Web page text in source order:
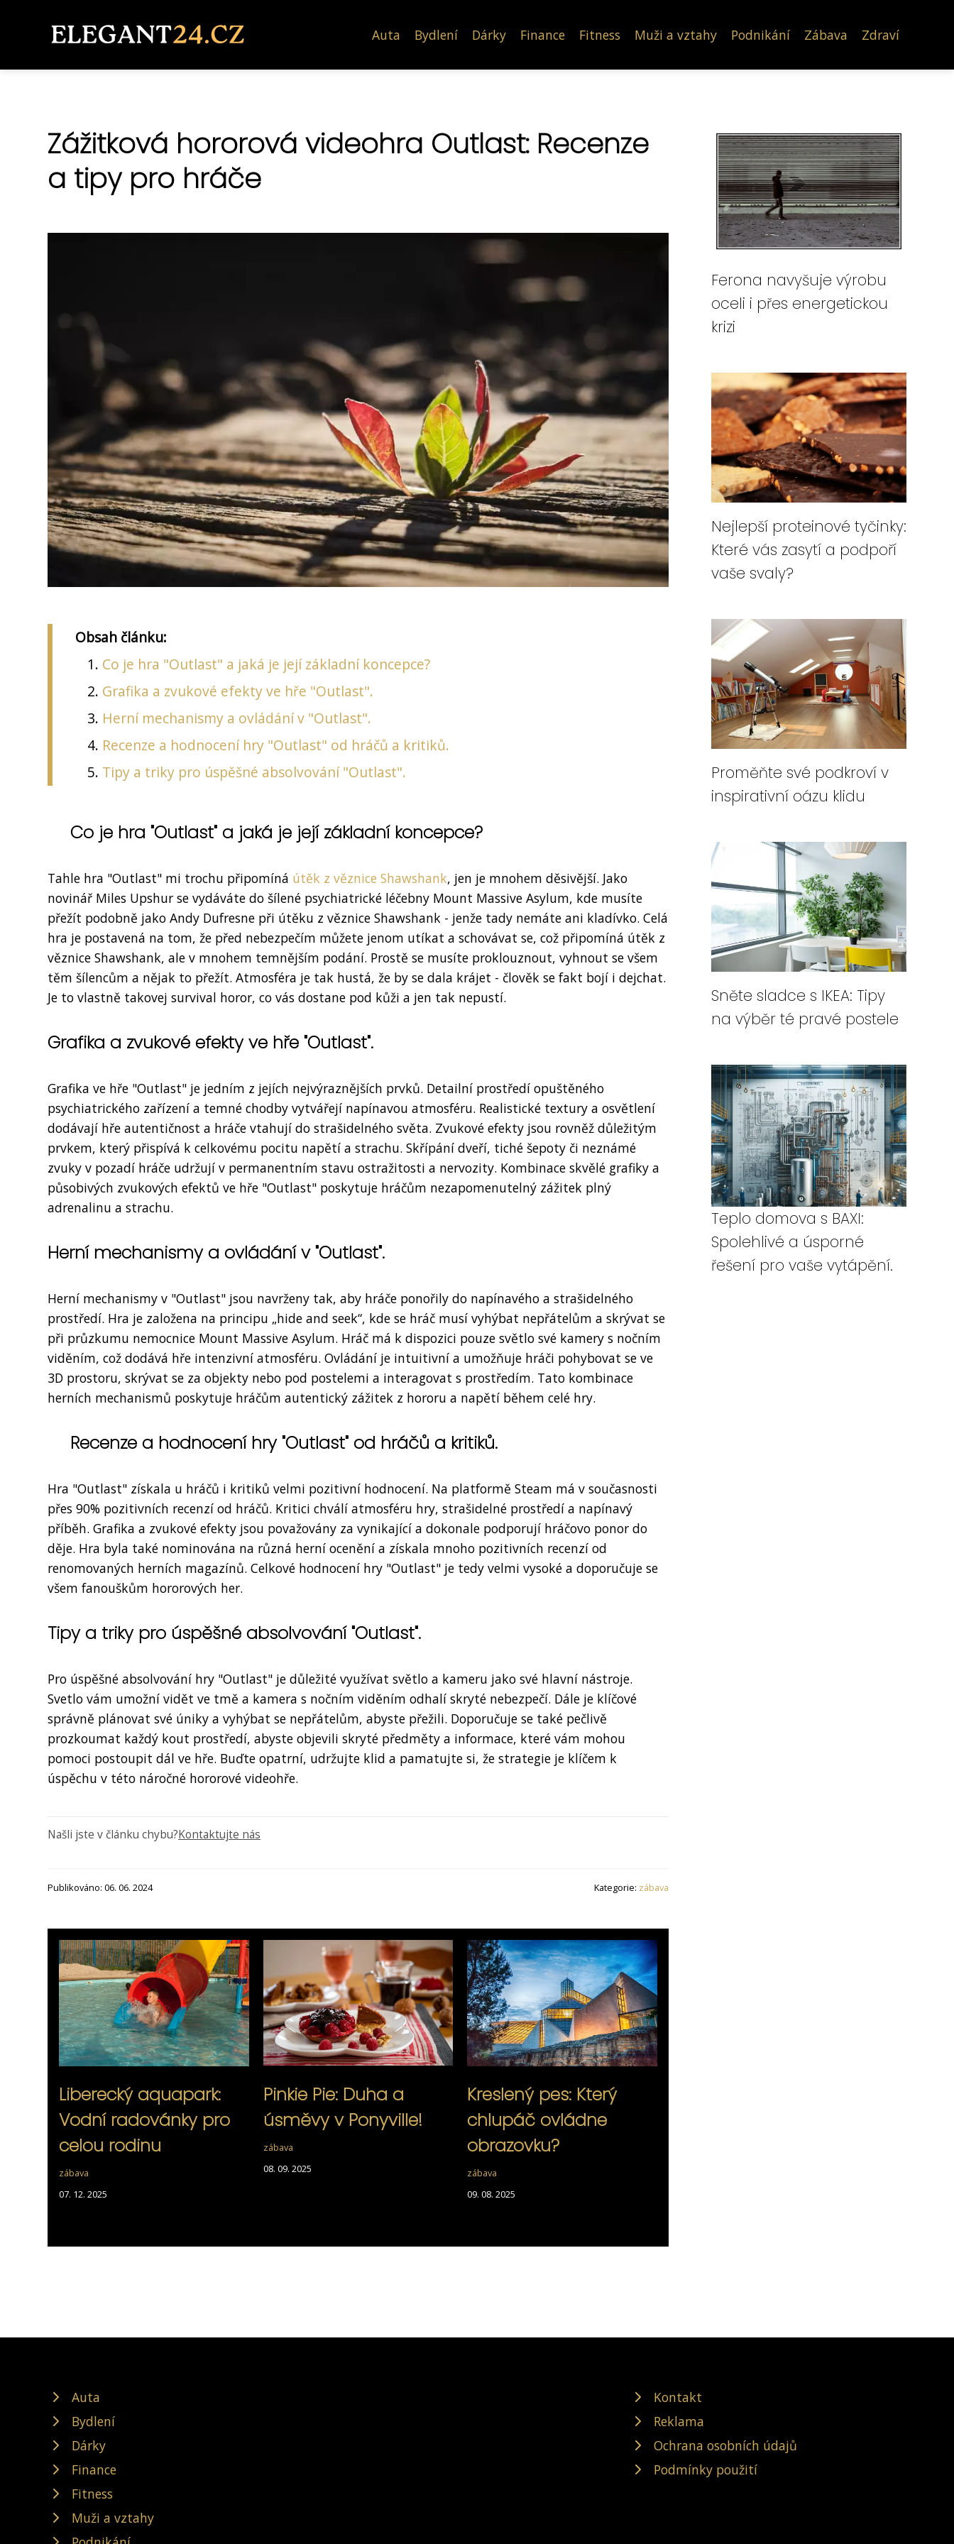
Auta Bydlení Dárky Finance Fitness Muži a vztahy Podnikání Zábava Zdraví
Zážitková hororová videohra Outlast: Recenze
a tipy pro hráče
Obsah článku:
Co je hra "Outlast" a jaká je její základní koncepce?
Grafika a zvukové efekty ve hře "Outlast".
Herní mechanismy a ovládání v "Outlast".
Recenze a hodnocení hry "Outlast" od hráčů a kritiků.
Tipy a triky pro úspěšné absolvování "Outlast".
Co je hra "Outlast" a jaká je její základní koncepce?
Tahle hra "Outlast" mi trochu připomíná útěk z věznice Shawshank, jen je mnohem děsivější. Jako
novinář Miles Upshur se vydáváte do šílené psychiatrické léčebny Mount Massive Asylum, kde musíte
přežít podobně jako Andy Dufresne při útěku z věznice Shawshank - jenže tady nemáte ani kladívko. Celá
hra je postavená na tom, že před nebezpečím můžete jenom utíkat a schovávat se, což připomíná útěk z
věznice Shawshank, ale v mnohem temnějším podání. Prostě se musíte proklouznout, vyhnout se všem
těm šílencům a nějak to přežít. Atmosféra je tak hustá, že by se dala krájet - člověk se fakt bojí i dejchat.
Je to vlastně takovej survival horor, co vás dostane pod kůži a jen tak nepustí.
Grafika a zvukové efekty ve hře "Outlast".
Grafika ve hře "Outlast" je jedním z jejích nejvýraznějších prvků. Detailní prostředí opuštěného
psychiatrického zařízení a temné chodby vytvářejí napínavou atmosféru. Realistické textury a osvětlení
dodávají hře autentičnost a hráče vtahují do strašidelného světa. Zvukové efekty jsou rovněž důležitým
prvkem, který přispívá k celkovému pocitu napětí a strachu. Skřípání dveří, tiché šepoty či neznámé
zvuky v pozadí hráče udržují v permanentním stavu ostražitosti a nervozity. Kombinace skvělé grafiky a
působivých zvukových efektů ve hře "Outlast" poskytuje hráčům nezapomenutelný zážitek plný
adrenalinu a strachu.
Herní mechanismy a ovládání v "Outlast".
Herní mechanismy v "Outlast" jsou navrženy tak, aby hráče ponořily do napínavého a strašidelného
prostředí. Hra je založena na principu „hide and seek“, kde se hráč musí vyhýbat nepřátelům a skrývat se
při průzkumu nemocnice Mount Massive Asylum. Hráč má k dispozici pouze světlo své kamery s nočním
viděním, což dodává hře intenzivní atmosféru. Ovládání je intuitivní a umožňuje hráči pohybovat se ve
3D prostoru, skrývat se za objekty nebo pod postelemi a interagovat s prostředím. Tato kombinace
herních mechanismů poskytuje hráčům autentický zážitek z hororu a napětí během celé hry.
Recenze a hodnocení hry "Outlast" od hráčů a kritiků.
Hra "Outlast" získala u hráčů i kritiků velmi pozitivní hodnocení. Na platformě Steam má v současnosti
přes 90% pozitivních recenzí od hráčů. Kritici chválí atmosféru hry, strašidelné prostředí a napínavý
příběh. Grafika a zvukové efekty jsou považovány za vynikající a dokonale podporují hráčovo ponor do
děje. Hra byla také nominována na různá herní ocenění a získala mnoho pozitivních recenzí od
renomovaných herních magazínů. Celkové hodnocení hry "Outlast" je tedy velmi vysoké a doporučuje se
všem fanouškům hororových her.
Tipy a triky pro úspěšné absolvování "Outlast".
Pro úspěšné absolvování hry "Outlast" je důležité využívat světlo a kameru jako své hlavní nástroje.
Svetlo vám umožní vidět ve tmě a kamera s nočním viděním odhalí skryté nebezpečí. Dále je klíčové
správně plánovat své úniky a vyhýbat se nepřátelům, abyste přežili. Doporučuje se také pečlivě
prozkoumat každý kout prostředí, abyste objevili skryté předměty a informace, které vám mohou
pomoci postoupit dál ve hře. Buďte opatrní, udržujte klid a pamatujte si, že strategie je klíčem k
úspěchu v této náročné hororové videohře.
Našli jste v článku chybu?Kontaktujte nás
Publikováno: 06. 06. 2024 Kategorie: zábava
Liberecký aquapark:
Vodní radovánky pro
celou rodinu
zábava
07. 12. 2025
Pinkie Pie: Duha a
úsměvy v Ponyville!
zábava
08. 09. 2025
Kreslený pes: Který
chlupáč ovládne
obrazovku?
zábava
09. 08. 2025
Ferona navyšuje výrobu
oceli i přes energetickou
krizi
Nejlepší proteinové tyčinky:
Které vás zasytí a podpoří
vaše svaly?
Proměňte své podkroví v
inspirativní oázu klidu
Sněte sladce s IKEA: Tipy
na výběr té pravé postele
Teplo domova s BAXI:
Spolehlivé a úsporné
řešení pro vaše vytápění.
Auta
Bydlení
Dárky
Finance
Fitness
Muži a vztahy
Kontakt
Reklama
Ochrana osobních údajů
Podmínky použití